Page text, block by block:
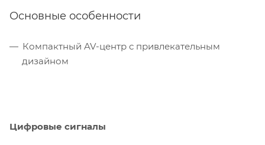
Основные особенности
Компактный AV-центр с привлекательным
дизайном
Цифровые сигналы